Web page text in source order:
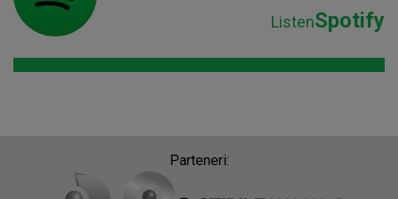
ListenSpotify
Parteneri: